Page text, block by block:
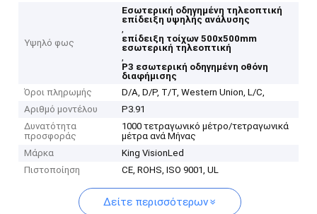
Υψηλό φως
Εσωτερική οδηγημένη τηλεοπτική
επίδειξη υψηλής ανάλυσης
,
επίδειξη τοίχων 500x500mm
εσωτερική τηλεοπτική
,
P3 εσωτερική οδηγημένη οθόνη
διαφήμισης
Όροι πληρωμής
D/A, D/P, T/T, Western Union, L/C,
Αριθμό μοντέλου
P3.91
Δυνατότητα
προσφοράς
1000 τετραγωνικό μέτρο/τετραγωνικά
μέτρα ανά Μήνας
Μάρκα
King VisionLed
Πιστοποίηση
CE, ROHS, ISO 9001, UL
Δείτε περισσότερων